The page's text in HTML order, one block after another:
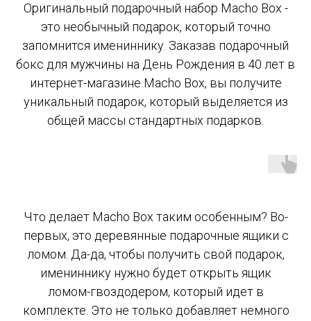
Оригинальный подарочный набор Macho Box -
это необычный подарок, который точно
запомнится имениннику. Заказав подарочный
бокс для мужчины на День Рождения в 40 лет в
интернет-магазине Macho Box, вы получите
уникальный подарок, который выделяется из
общей массы стандартных подарков.
Что делает Macho Box таким особенным? Во-
первых, это деревянные подарочные ящики с
ломом. Да-да, чтобы получить свой подарок,
имениннику нужно будет открыть ящик
ломом-гвоздодером, который идет в
комплекте. Это не только добавляет немного